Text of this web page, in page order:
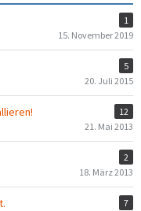
1
15. November 2019
5
20. Juli 2015
12
21. Mai 2013
2
18. März 2013
7